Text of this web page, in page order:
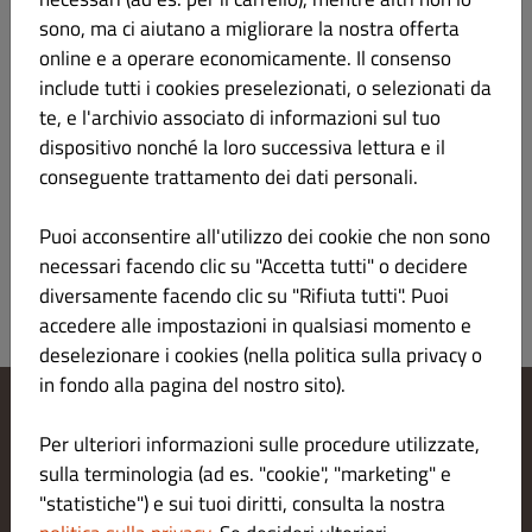
SASHIMI
RISO
SPAGHETTI
Modifica le impostazioni dei cookie
Contattaci
Informativa sulla privacy
Termini e condizioni
sono, ma ci aiutano a migliorare la nostra offerta
online e a operare economicamente. Il consenso
include tutti i cookies preselezionati, o selezionati da
te, e l'archivio associato di informazioni sul tuo
dispositivo nonché la loro successiva lettura e il
conseguente trattamento dei dati personali.
Puoi acconsentire all'utilizzo dei cookie che non sono
necessari facendo clic su "Accetta tutti" o decidere
diversamente facendo clic su "Rifiuta tutti". Puoi
accedere alle impostazioni in qualsiasi momento e
deselezionare i cookies (nella politica sulla privacy o
in fondo alla pagina del nostro sito).
Per ulteriori informazioni sulle procedure utilizzate,
sulla terminologia (ad es. "cookie", "marketing" e
"statistiche") e sui tuoi diritti, consulta la nostra